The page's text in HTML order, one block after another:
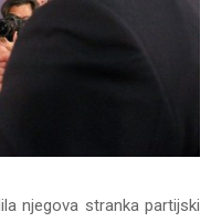
njegova stranka partijski